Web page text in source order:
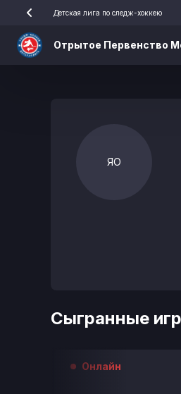
Детская лига по следж-хоккею
Отрытое Первенство
ЯО
Сыгранные
Онлайн